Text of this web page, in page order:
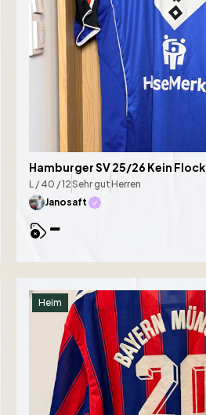
Hamburger SV 25/26 Kein Flock
L / 40 / 12Sehr gutHerren
Janosaft
-
Heim